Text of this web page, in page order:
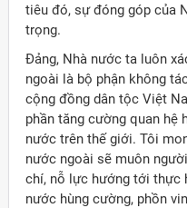
tiêu đó, sự đóng góp của
trọng.
Đảng, Nhà nước ta luôn
ngoài là bộ phận không
cộng đồng dân tộc Việt
phần tăng cường quan
nước trên thế giới. Tôi
nước ngoài sẽ muôn
chí, nỗ lực hướng tới thực
nước hùng cường, phồn